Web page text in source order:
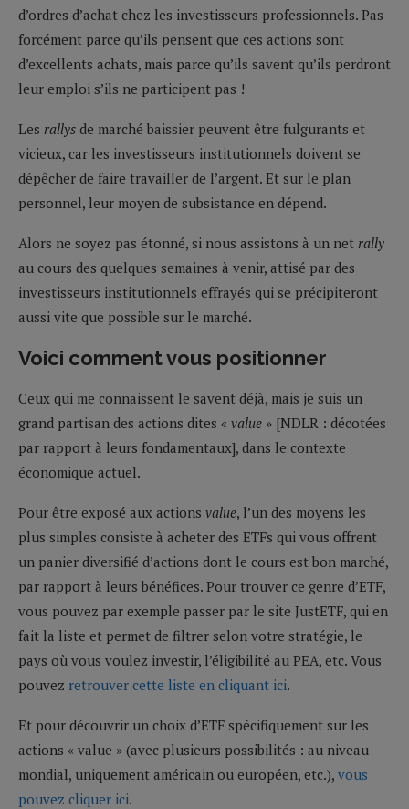
d’ordres d’achat chez les investisseurs professionnels. Pas
forcément parce qu’ils pensent que ces actions sont
d’excellents achats, mais parce qu’ils savent qu’ils perdront
leur emploi s’ils ne participent pas !
Les rallys de marché baissier peuvent être fulgurants et
vicieux, car les investisseurs institutionnels doivent se
dépêcher de faire travailler de l’argent. Et sur le plan
personnel, leur moyen de subsistance en dépend.
Alors ne soyez pas étonné, si nous assistons à un net rally
au cours des quelques semaines à venir, attisé par des
investisseurs institutionnels effrayés qui se précipiteront
aussi vite que possible sur le marché.
Voici comment vous positionner
Ceux qui me connaissent le savent déjà, mais je suis un
grand partisan des actions dites « value » [NDLR : décotées
par rapport à leurs fondamentaux], dans le contexte
économique actuel.
Pour être exposé aux actions value, l’un des moyens les
plus simples consiste à acheter des ETFs qui vous offrent
un panier diversifié d’actions dont le cours est bon marché,
par rapport à leurs bénéfices. Pour trouver ce genre d’ETF,
vous pouvez par exemple passer par le site JustETF, qui en
fait la liste et permet de filtrer selon votre stratégie, le
pays où vous voulez investir, l’éligibilité au PEA, etc. Vous
pouvez retrouver cette liste en cliquant ici.
Et pour découvrir un choix d’ETF spécifiquement sur les
actions « value » (avec plusieurs possibilités : au niveau
mondial, uniquement américain ou européen, etc.), vous
pouvez cliquer ici.